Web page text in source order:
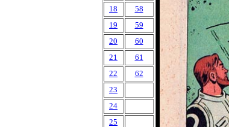
18
58
19
59
20
60
21
61
22
62
23
24
25